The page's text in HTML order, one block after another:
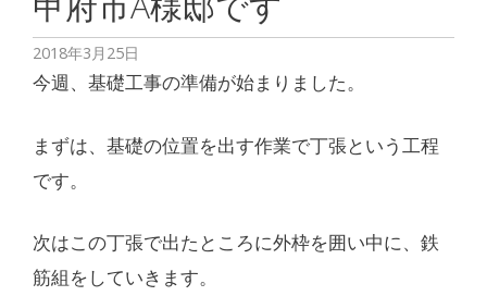
2018年3月25日
今週、基礎工事の準備が始まりました。
まずは、基礎の位置を出す作業で丁張という工程
です。
次はこの丁張で出たところに外枠を囲い中に、鉄
筋組をしていきます。